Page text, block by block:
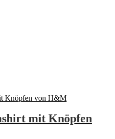
mit Knöpfen